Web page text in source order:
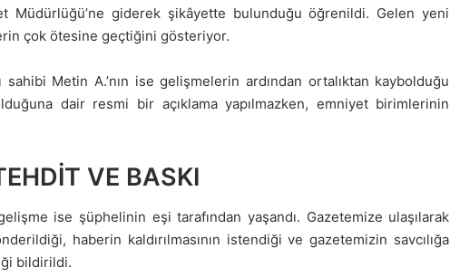
Müdürlüğü’ne giderek şikâyette bulunduğu öğrenildi. Gelen yeni
çok ötesine geçtiğini gösteriyor.
sahibi Metin A.’nın ise gelişmelerin ardından ortalıktan kaybolduğu
dair resmi bir açıklama yapılmazken, emniyet birimlerinin
VE BASKI
ise şüphelinin eşi tarafından yaşandı. Gazetemize ulaşılarak
haberin kaldırılmasının istendiği ve gazetemizin savcılığa
bildirildi.